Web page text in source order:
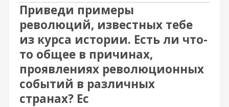
Приведи примеры
революций, известных тебе
из курса истории. Есть ли что-
то общее в причинах,
проявлениях революционных
событий в различных
странах? Ес